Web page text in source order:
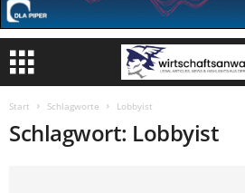
Start Schlagworte Lobbyist
Schlagwort: Lobbyist